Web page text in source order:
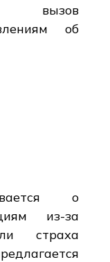
вызов
об
о
из-за
страха